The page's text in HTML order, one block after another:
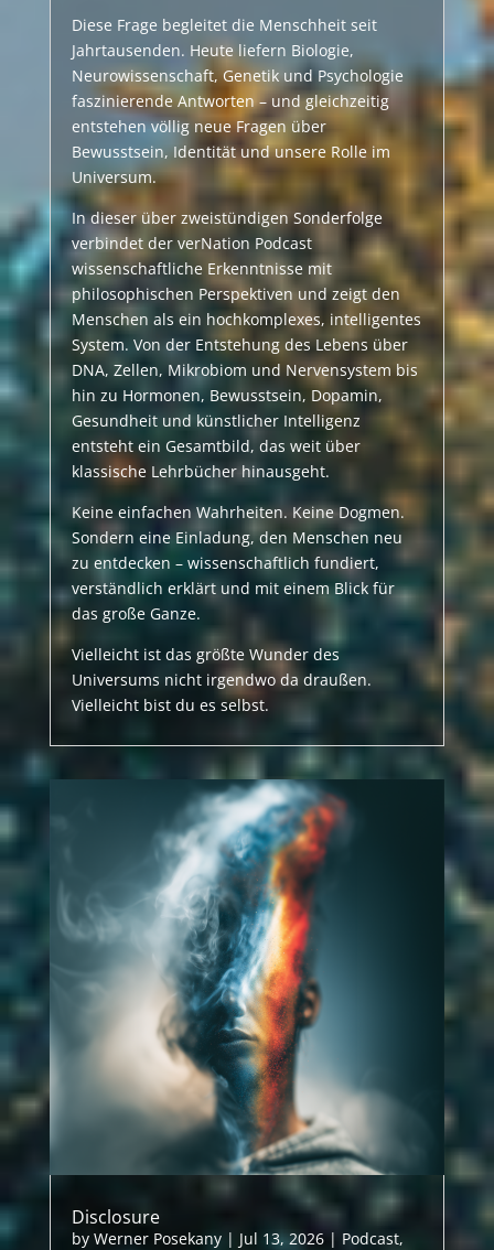
Diese Frage begleitet die Menschheit seit
Jahrtausenden. Heute liefern Biologie,
Neurowissenschaft, Genetik und Psychologie
faszinierende Antworten – und gleichzeitig
entstehen völlig neue Fragen über
Bewusstsein, Identität und unsere Rolle im
Universum.
In dieser über zweistündigen Sonderfolge
verbindet der verNation Podcast
wissenschaftliche Erkenntnisse mit
philosophischen Perspektiven und zeigt den
Menschen als ein hochkomplexes, intelligentes
System. Von der Entstehung des Lebens über
DNA, Zellen, Mikrobiom und Nervensystem bis
hin zu Hormonen, Bewusstsein, Dopamin,
Gesundheit und künstlicher Intelligenz
entsteht ein Gesamtbild, das weit über
klassische Lehrbücher hinausgeht.
Keine einfachen Wahrheiten. Keine Dogmen.
Sondern eine Einladung, den Menschen neu
zu entdecken – wissenschaftlich fundiert,
verständlich erklärt und mit einem Blick für
das große Ganze.
Vielleicht ist das größte Wunder des
Universums nicht irgendwo da draußen.
Vielleicht bist du es selbst.
Disclosure
by Werner Posekany| Jul 13, 2026| Podcast,